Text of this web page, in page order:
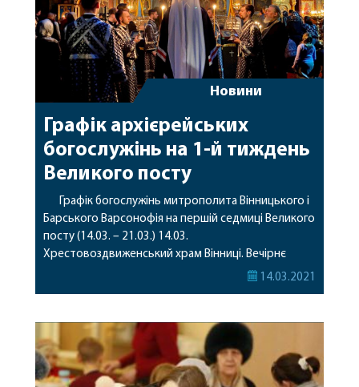
Новини
Графік архієрейських
богослужінь на 1-й тиждень
Великого посту
Графік богослужінь митрополита Вінницького і
Барського Варсонофія на першій седмиці Великого
посту (14.03. – 21.03.) 14.03.
Хрестовоздвиженський храм Вінниці. Вечірнє
богослужіння з чином прощення о 17:00. 15.03.
Критського о 18:00. 16.03. Храм вмч. Георгія
Побідоносця. Читання канону прп. Андрія
Критського о 18:00. 17.03. Хрестовоздвиженський
[…]
14.03.2021